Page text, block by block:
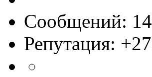
Сообщений:
Репутация: